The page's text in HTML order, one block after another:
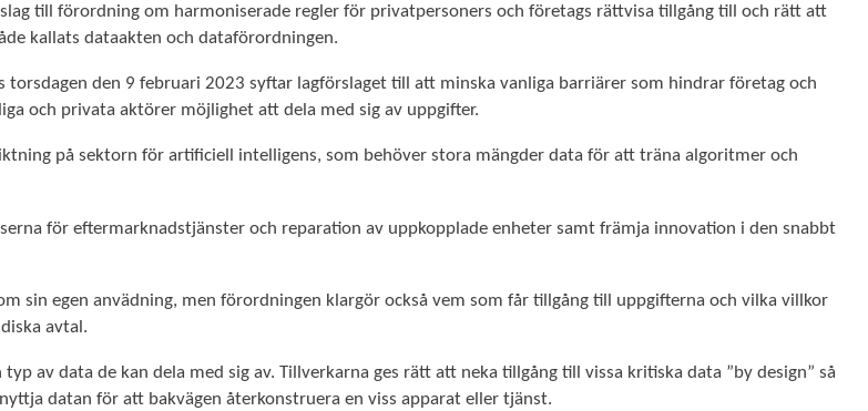
till förordning om harmoniserade regler för privatpersoners och företags rättvisa tillgång till och rätt att
kallats dataakten och dataförordningen.
den 9 februari 2023 syftar lagförslaget till att minska vanliga barriärer som hindrar företag och
och privata aktörer möjlighet att dela med sig av uppgifter.
på sektorn för artificiell intelligens, som behöver stora mängder data för att träna algoritmer och
för eftermarknadstjänster och reparation av uppkopplade enheter samt främja innovation i den snabbt
sin egen anvädning, men förordningen klargör också vem som får tillgång till uppgifterna och vilka villkor
avtal.
av data de kan dela med sig av. Tillverkarna ges rätt att neka tillgång till vissa kritiska data ”by design” så
datan för att bakvägen återkonstruera en viss apparat eller tjänst.